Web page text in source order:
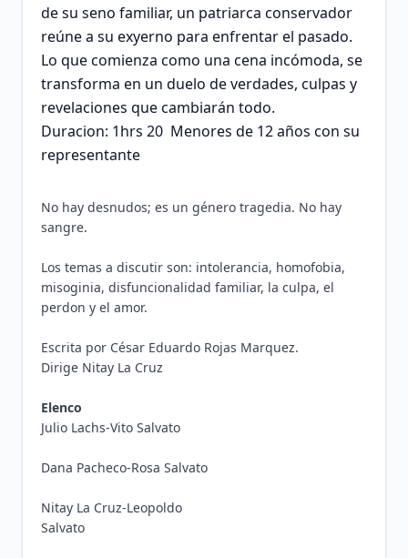
de su seno familiar, un patriarca conservador
reúne a su exyerno para enfrentar el pasado.
Lo que comienza como una cena incómoda, se
transforma en un duelo de verdades, culpas y
revelaciones que cambiarán todo.
Duracion: 1hrs 20 Menores de 12 años con su
representante
No hay desnudos; es un género tragedia. No hay
sangre.
Los temas a discutir son: intolerancia, homofobia,
misoginia, disfuncionalidad familiar, la culpa, el
perdon y el amor.
Escrita por César Eduardo Rojas Marquez.
Dirige Nitay La Cruz
Elenco
Julio Lachs-Vito Salvato
Dana Pacheco-Rosa Salvato
Nitay La Cruz-Leopoldo
Salvato